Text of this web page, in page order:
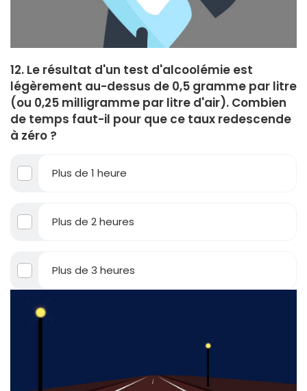
12. Le résultat d'un test d'alcoolémie est
légèrement au-dessus de 0,5 gramme par litre
(ou 0,25 milligramme par litre d'air). Combien
de temps faut-il pour que ce taux redescende
à zéro ?
Plus de 1 heure
Plus de 2 heures
Plus de 3 heures